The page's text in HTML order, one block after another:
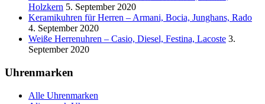
Holzkern 5. September 2020
Keramikuhren für Herren – Armani, Bocia, Junghans, Rado
4. September 2020
Weiße Herrenuhren – Casio, Diesel, Festina, Lacoste 3.
September 2020
Uhrenmarken
Alle Uhrenmarken